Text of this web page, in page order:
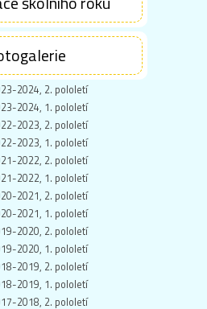
2024, 2. pololetí
2024, 1. pololetí
2023, 2. pololetí
2023, 1. pololetí
2022, 2. pololetí
2022, 1. pololetí
2021, 2. pololetí
2021, 1. pololetí
2020, 2. pololetí
2020, 1. pololetí
2019, 2. pololetí
2019, 1. pololetí
2018, 2. pololetí